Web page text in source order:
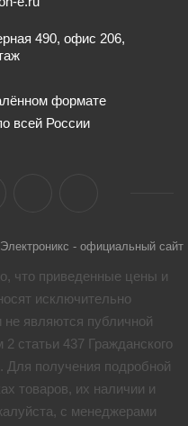
490, офис 206,
формате
всей России
- официальный сайт
что приведенные цены и
исключительно
не являются публичной
статьи 437 Гражданского
Для получения подробной
товaров, их наличии и
с менеджерами